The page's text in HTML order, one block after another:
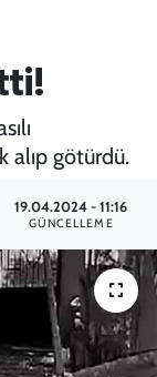
alıp götürdü.
19.04.2024 - 11:16
GÜNCELLEME